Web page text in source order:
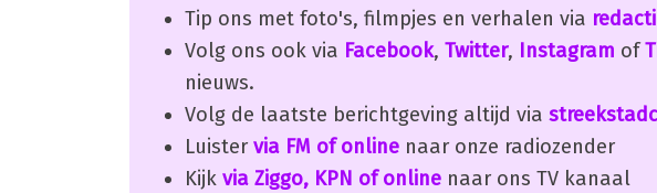
Tip ons met foto's, filmpjes en verhalen via
Volg ons ook via Facebook, Twitter, Instagram of
nieuws.
Volg de laatste berichtgeving altijd via
Luister via FM of online naar onze radiozender
Kijk via Ziggo, KPN of online naar ons TV kanaal